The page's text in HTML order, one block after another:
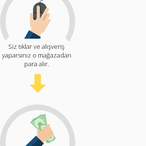
Siz tıklar ve alışveriş
yaparsınız o mağazadan
para alır.